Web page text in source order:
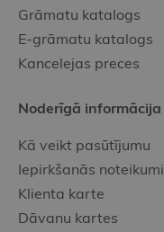
Grāmatu katalogs
E-grāmatu katalogs
Kancelejas preces
Noderīgā informācija
Kā veikt pasūtījumu
Iepirkšanās noteikumi
Klienta karte
Dāvanu kartes